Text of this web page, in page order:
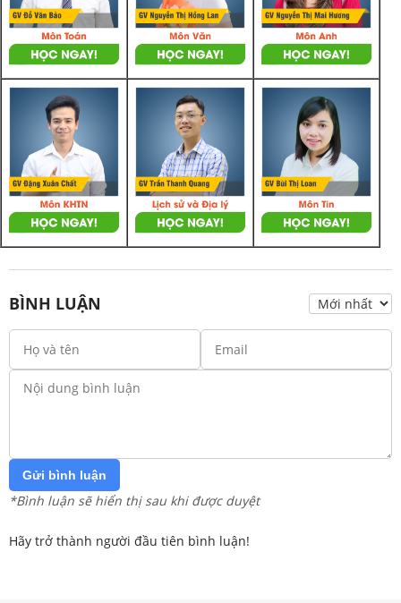
BÌNH LUẬN
Gửi bình luận
*Bình luận sẽ hiển thị sau khi được duyệt
Hãy trở thành người đầu tiên bình luận!